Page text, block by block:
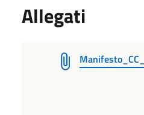
Allegati